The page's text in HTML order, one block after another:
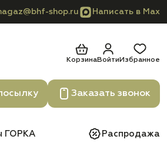
shop.ru Написать в Max
КорзинаВойти Избранное
Заказать звонок
ГОРКА Распродажа